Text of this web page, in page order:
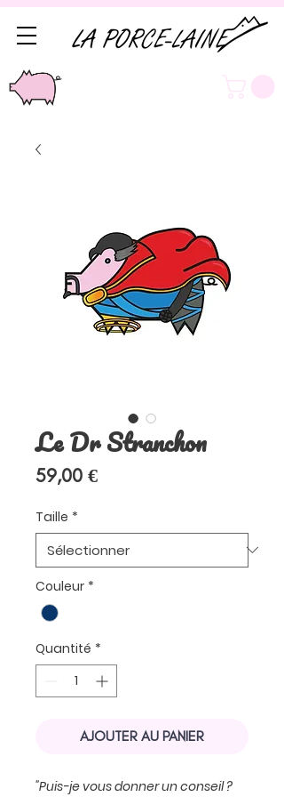
Le Dr Stranchon
59,00 €Prix
Taille *
Couleur *
Quantité *
AJOUTER AU PANIER
"Puis-je vous donner un conseil ?